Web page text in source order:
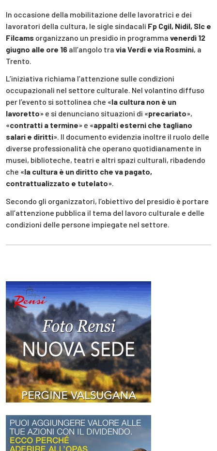
In occasione della mobilitazione delle lavoratrici e dei
lavoratori della cultura, le sigle sindacali Fp Cgil, Nidil, Slc e
Filcams organizzano un presidio in programma venerdì 12
giugno alle ore 16 all’angolo tra via Verdi e via Rosmini, a
Trento.
L’iniziativa richiama l’attenzione sulle condizioni
occupazionali nel settore culturale. Nel volantino diffuso
per l’evento si sottolinea che «la cultura non è un
lavoretto» e si denunciano situazioni di «precariato»,
«contratti a termine» e «appalti esterni che tagliano
salari e diritti». Il documento evidenzia inoltre il ruolo delle
diverse professionalità che operano quotidianamente in
musei, biblioteche, teatri e altri spazi culturali, ribadendo
che «la cultura è un diritto che va pagato,
contrattualizzato e tutelato».
Secondo gli organizzatori, l’obiettivo del presidio è portare
all’attenzione pubblica il tema del lavoro culturale e delle
condizioni delle persone impiegate nel settore.